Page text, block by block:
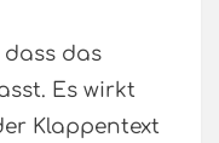
das
Es wirkt
Klappentext